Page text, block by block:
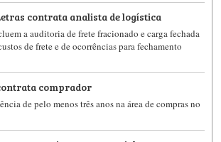
contrata analista de logística
a auditoria de frete fracionado e carga fechada
de frete e de ocorrências para fechamento
comprador
de pelo menos três anos na área de compras no